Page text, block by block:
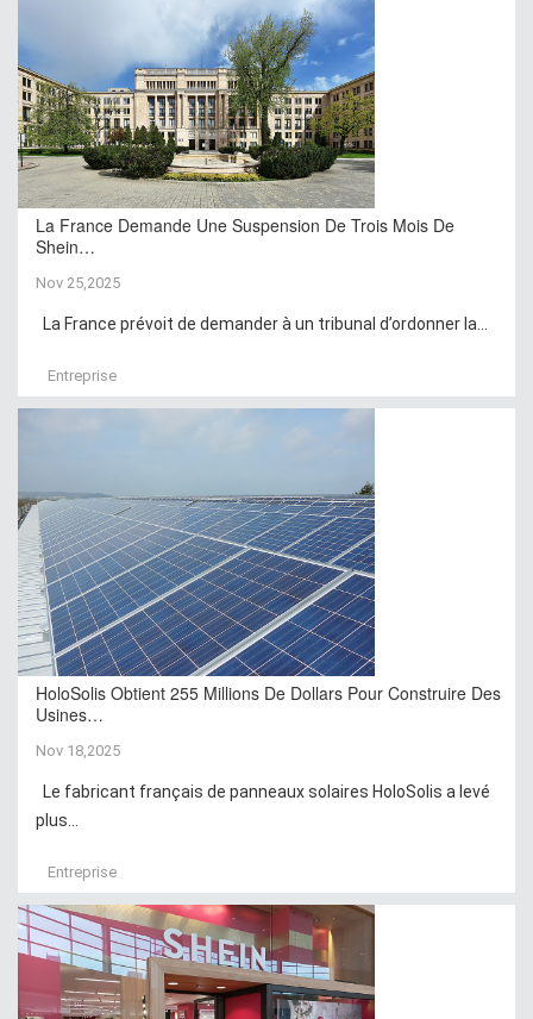
La France Demande Une Suspension De Trois Mois De
Shein…
Nov 25,2025
La France prévoit de demander à un tribunal d’ordonner la...
Entreprise
HoloSolis Obtient 255 Millions De Dollars Pour Construire Des
Usines…
Nov 18,2025
Le fabricant français de panneaux solaires HoloSolis a levé
plus...
Entreprise